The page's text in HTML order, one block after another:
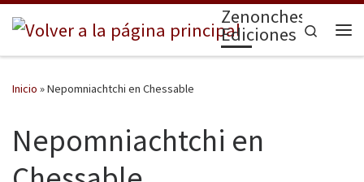
Saltar al contenido Zenonchess
Ediciones
Search
Inicio »Nepomniachtchi en Chessable
Nepomniachtchi en